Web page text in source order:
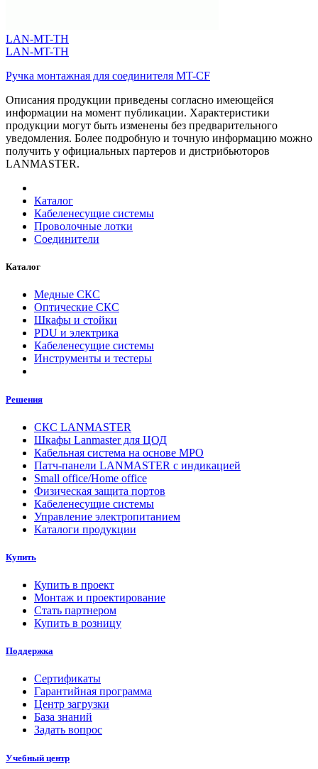
LAN-MT-TH
LAN-MT-TH
Ручка монтажная для соединителя MT-CF
Описания продукции приведены согласно имеющейся
информации на момент публикации. Характеристики
продукции могут быть изменены без предварительного
уведомления. Более подробную и точную информацию можно
получить у официальных партеров и дистрибьюторов
LANMASTER.
Каталог
Кабеленесущие системы
Проволочные лотки
Соединители
Каталог
Медные СКС
Оптические СКС
Шкафы и стойки
PDU и электрика
Кабеленесущие системы
Инструменты и тестеры
Решения
СКС LANMASTER
Шкафы Lanmaster для ЦОД
Кабельная система на основе MPO
Патч-панели LANMASTER с индикацией
Small office/Home office
Физическая защита портов
Кабеленесущие системы
Управление электропитанием
Каталоги продукции
Купить
Купить в проект
Монтаж и проектирование
Стать партнером
Купить в розницу
Поддержка
Сертификаты
Гарантийная программа
Центр загрузки
База знаний
Задать вопрос
Учебный центр